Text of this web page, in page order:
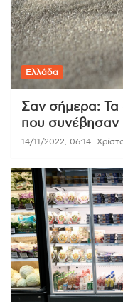
Ελλάδα
Σαν σήμερα: Τα
που συνέβησαν
14/11/2022, 06:14